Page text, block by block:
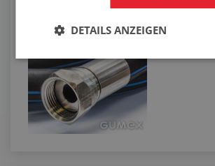
DETAILS ANZEIGEN